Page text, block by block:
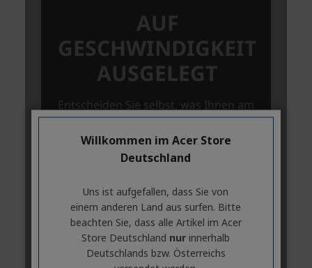
Willkommen im Acer Store
Deutschland
Uns ist aufgefallen, dass Sie von
einem anderen Land aus surfen. Bitte
beachten Sie, dass alle Artikel im Acer
Store Deutschland nur innerhalb
Deutschlands bzw. Österreichs